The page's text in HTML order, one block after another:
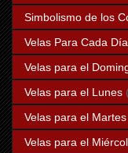
Simbolismo de los
Velas Para Cada
Velas para el
Velas para el Lunes
Velas para el Martes
Velas para el